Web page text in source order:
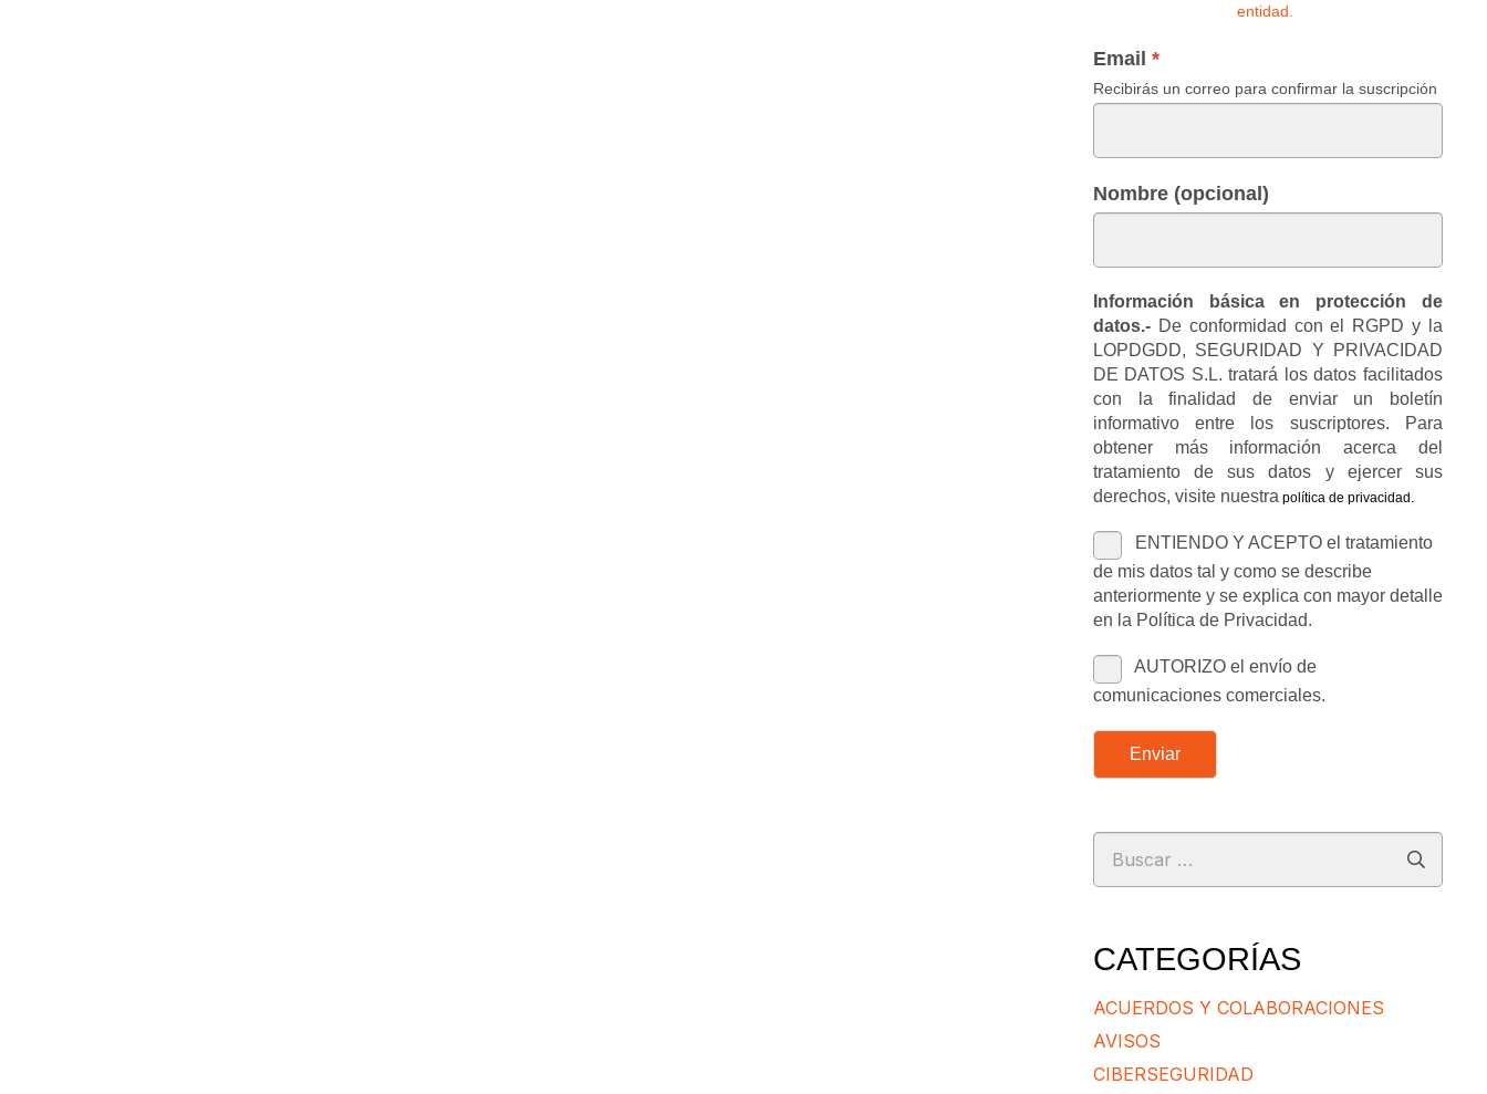
entidad.
Email
Recibirás un correo para confirmar la suscripción
Nombre (opcional)
Información básica en protección de
datos.-De conformidad con el RGPD y la
LOPDGDD, SEGURIDAD Y PRIVACIDAD
DE DATOS S.L. tratará los datos facilitados
con la finalidad de enviar un boletín
informativo entre los suscriptores. Para
obtener más información acerca del
tratamiento de sus datos y ejercer sus
derechos, visite nuestra política de privacidad .
ENTIENDO Y ACEPTO el tratamiento
de mis datos tal y como se describe
anteriormente y se explica con mayor detalle
en la Política de Privacidad.
AUTORIZO el envío de
comunicaciones comerciales.
Enviar
Buscar:
CATEGORÍAS
ACUERDOS Y COLABORACIONES
AVISOS
CIBERSEGURIDAD